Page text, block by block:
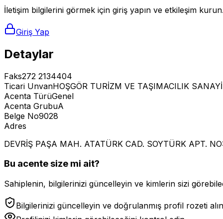
İletişim bilgilerini görmek için giriş yapın ve etkileşim
Giriş Yap
Detaylar
Faks272 2134404
Ticari UnvanHOŞGÖR TURİZM VE TAŞIMACILIK
Acenta TürüGenel
Acenta GrubuA
Belge No9028
Adres
DEVRİŞ PAŞA MAH. ATATÜRK CAD. SOYTÜRK APT.
Bu acente size mi ait?
Sahiplenin, bilgilerinizi güncelleyin ve kimlerin sizi
Bilgilerinizi güncelleyin ve doğrulanmış profil rozeti alın